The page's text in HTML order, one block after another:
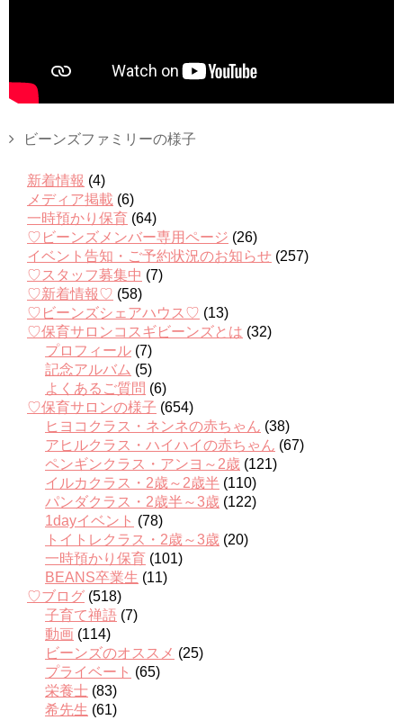
ビーンズファミリーの様子
新着情報 (4)
メディア掲載 (6)
一時預かり保育 (64)
♡ビーンズメンバー専用ページ (26)
イベント告知・ご予約状況のお知らせ (257)
♡スタッフ募集中 (7)
♡新着情報♡ (58)
♡ビーンズシェアハウス♡ (13)
♡保育サロンコスギビーンズとは (32)
プロフィール (7)
記念アルバム (5)
よくあるご質問 (6)
♡保育サロンの様子 (654)
ヒヨコクラス・ネンネの赤ちゃん (38)
アヒルクラス・ハイハイの赤ちゃん (67)
ペンギンクラス・アンヨ～2歳 (121)
イルカクラス・2歳～2歳半 (110)
パンダクラス・2歳半～3歳 (122)
1dayイベント (78)
トイトレクラス・2歳～3歳 (20)
一時預かり保育 (101)
BEANS卒業生 (11)
♡ブログ (518)
子育て禅語 (7)
動画 (114)
ビーンズのオススメ (25)
プライベート (65)
栄養士 (83)
希先生 (61)